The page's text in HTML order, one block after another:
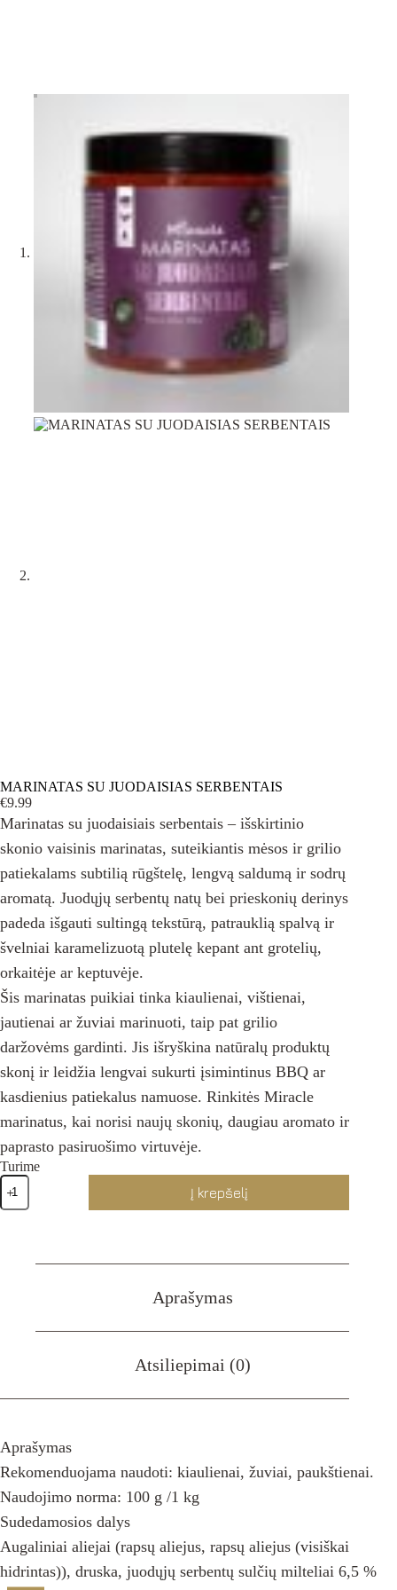
MARINATAS SU JUODAISIAS SERBENTAIS
€9.99
Marinatas su juodaisiais serbentais – išskirtinio
skonio vaisinis marinatas, suteikiantis mėsos ir grilio
patiekalams subtilią rūgštelę, lengvą saldumą ir sodrų
aromatą. Juodųjų serbentų natų bei prieskonių derinys
padeda išgauti sultingą tekstūrą, patrauklią spalvą ir
švelniai karamelizuotą plutelę kepant ant grotelių,
orkaitėje ar keptuvėje.
Šis marinatas puikiai tinka kiaulienai, vištienai,
jautienai ar žuviai marinuoti, taip pat grilio
daržovėms gardinti. Jis išryškina natūralų produktų
skonį ir leidžia lengvai sukurti įsimintinus BBQ ar
kasdienius patiekalus namuose. Rinkitės Miracle
marinatus, kai norisi naujų skonių, daugiau aromato ir
paprasto pasiruošimo virtuvėje.
Turime
produkto
kiekis:
MARINATAS
Į krepšelį
Aprašymas
Atsiliepimai (0)
Aprašymas
Rekomenduojama naudoti: kiaulienai, žuviai, paukštienai.
Naudojimo norma: 100 g /1 kg
Sudedamosios dalys
Augaliniai aliejai (rapsų aliejus, rapsų aliejus (visiškai
hidrintas)), druska, juodųjų serbentų sulčių milteliai 6,5 %